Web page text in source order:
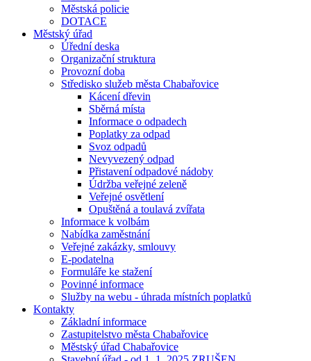
Městská policie
DOTACE
Městský úřad
Úřední deska
Organizační struktura
Provozní doba
Středisko služeb města Chabařovice
Kácení dřevin
Sběrná místa
Informace o odpadech
Poplatky za odpad
Svoz odpadů
Nevyvezený odpad
Přistavení odpadové nádoby
Údržba veřejné zeleně
Veřejné osvětlení
Opuštěná a toulavá zvířata
Informace k volbám
Nabídka zaměstnání
Veřejné zakázky, smlouvy
E-podatelna
Formuláře ke stažení
Povinné informace
Služby na webu - úhrada místních poplatků
Kontakty
Základní informace
Zastupitelstvo města Chabařovice
Městský úřad Chabařovice